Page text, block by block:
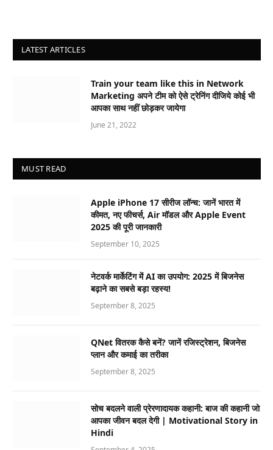
LATEST ARTICLES
Train your team like this in Network
Marketing अपने टीम को ऐसे ट्रेनिंग दीजिये कोई भी
आपका साथ नहीं छोड़कर जायेगा
June 21, 2022
MUST READ
Apple iPhone 17 सीरीज लॉन्च: जानें भारत में
कीमत, नए फीचर्स, Air मॉडल और Apple Event
2025 की पूरी जानकारी
September 10, 2025
नेटवर्क मार्केटिंग में AI का उपयोग: 2025 में बिजनेस
बढ़ाने का सबसे बड़ा रहस्य!
September 8, 2025
QNet वितरक कैसे बनें? जानें रजिस्ट्रेशन, बिजनेस
प्लान और कमाई का तरीका
September 8, 2025
सोच बदलने वाली प्रेरणादायक कहानी: बाज की कहानी जो
आपका जीवन बदल देगी | Motivational Story in
Hindi